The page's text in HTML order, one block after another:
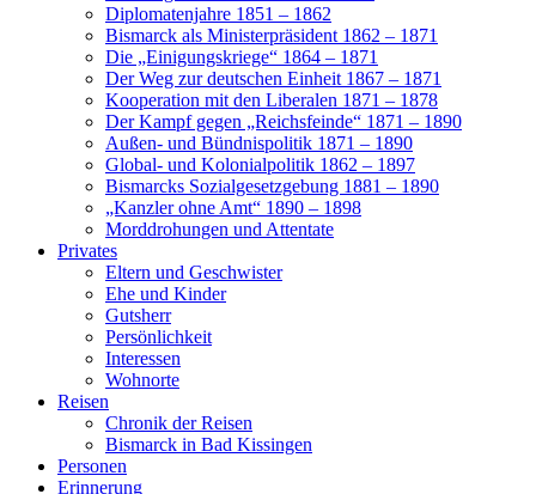
Diplomatenjahre 1851 – 1862
Bismarck als Ministerpräsident 1862 – 1871
Die „Einigungskriege“ 1864 – 1871
Der Weg zur deutschen Einheit 1867 – 1871
Kooperation mit den Liberalen 1871 – 1878
Der Kampf gegen „Reichsfeinde“ 1871 – 1890
Außen- und Bündnispolitik 1871 – 1890
Global- und Kolonialpolitik 1862 – 1897
Bismarcks Sozialgesetzgebung 1881 – 1890
„Kanzler ohne Amt“ 1890 – 1898
Morddrohungen und Attentate
Privates
Eltern und Geschwister
Ehe und Kinder
Gutsherr
Persönlichkeit
Interessen
Wohnorte
Reisen
Chronik der Reisen
Bismarck in Bad Kissingen
Personen
Erinnerung